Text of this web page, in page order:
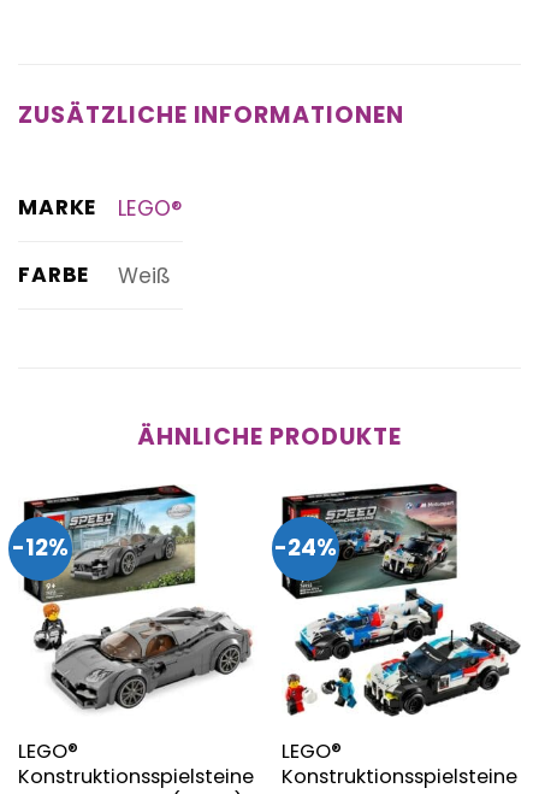
ZUSÄTZLICHE INFORMATIONEN
MARKE LEGO®
FARBE Weiß
ÄHNLICHE PRODUKTE
-12%
LEGO®
Konstruktionsspielsteine
-24%
LEGO®
Konstruktionsspielsteine